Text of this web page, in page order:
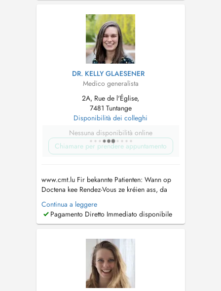
DR. KELLY GLAESENER
Medico generalista
2A, Rue de l'Église,
7481 Tuntange
Disponibilità dei colleghi
Nessuna disponibilità online
Chiamare per prendere appuntamento
www.cmt.lu Fir bekannte Patienten: Wann op
Doctena kee Rendez-Vous ze kréien ass, da
rufft eis gären un. Pour patients connus: Si
vous ne trouvez pas de rendez-vous sur
Doctena, n'hésitez pas de nous appeler....
Continua a leggere
Pagamento Diretto Immediato disponibile